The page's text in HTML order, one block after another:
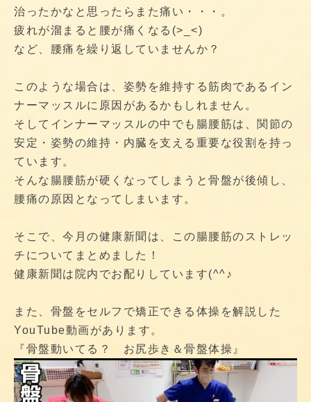
治ったかなと思ったらまた痛い・・・。
疲れが溜まると腰が痛くなる(>_<)
など、腰痛を繰り返していませんか？
このような場合は、姿勢を維持する筋肉であるイン
ナーマッスルに原因があるかもしれません。
そしてインナーマッスルの中でも腸腰筋は、関節の
安定・姿勢の維持・内臓を支える重要な役割を持っ
ています。
そんな腸腰筋が硬くなってしまうと骨盤が後傾し、
腰痛の原因となってしまいます。
そこで、今月の健康新聞は、この腸腰筋のストレッ
チについてまとめました！
健康新聞は院内でお配りしています(^^♪
また、骨盤をセルフで矯正できる体操を解説した
YouTube動画があります。
『骨盤動いてる？ お尻歩き＆骨盤体操』